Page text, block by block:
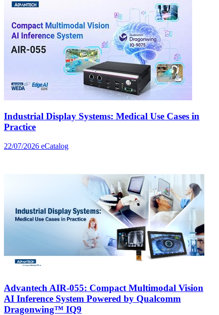
Industrial Display Systems: Medical Use Cases in
Practice
22/07/2026 eCatalog
Advantech AIR-055: Compact Multimodal Vision
AI Inference System Powered by Qualcomm
Dragonwing™ IQ9